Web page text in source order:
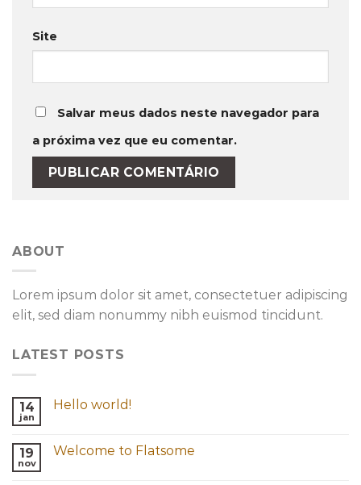
Site
Salvar meus dados neste navegador para
a próxima vez que eu comentar.
ABOUT
Lorem ipsum dolor sit amet, consectetuer adipiscing
elit, sed diam nonummy nibh euismod tincidunt.
LATEST POSTS
14
jan
Hello world!
19
nov
Welcome to Flatsome